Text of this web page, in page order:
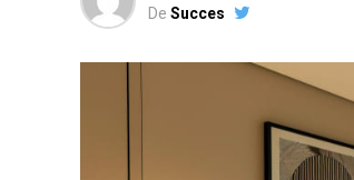
De Succes